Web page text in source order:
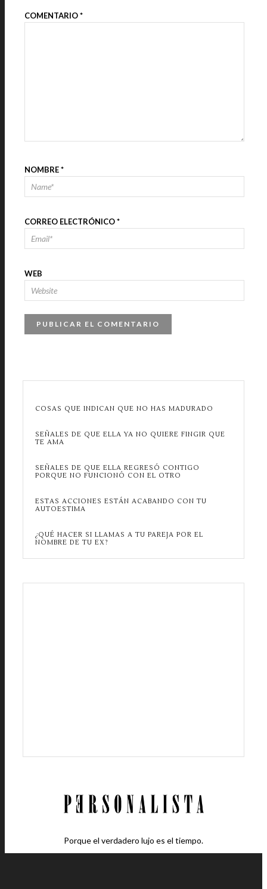
COMENTARIO*
NOMBRE*
CORREO ELECTRÓNICO*
WEB
COSAS QUE INDICAN QUE NO HAS MADURADO
SEÑALES DE QUE ELLA YA NO QUIERE FINGIR QUE
TE AMA
SEÑALES DE QUE ELLA REGRESÓ CONTIGO
PORQUE NO FUNCIONÓ CON EL OTRO
ESTAS ACCIONES ESTÁN ACABANDO CON TU
AUTOESTIMA
¿QUÉ HACER SI LLAMAS A TU PAREJA POR EL
NOMBRE DE TU EX?
Porque el verdadero lujo es el tiempo.